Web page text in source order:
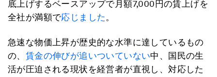
底上げするベースアップで月額7,000円の賃上げを
全社が満額で応じました。
急速な物価上昇が歴史的な水準に達しているもの
の、 賃金の伸びが追いついていない中、国民の生
活が圧迫される現状を経営者が直視し、対応した